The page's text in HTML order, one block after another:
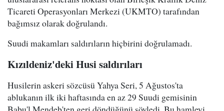
Ticareti Operasyonları Merkezi (UKMTO) tarafından
bağımsız olarak doğrulandı.
Suudi makamları saldırıların hiçbirini doğrulamadı.
Kızıldeniz'deki Husi saldırıları
Husilerin askeri sözcüsü Yahya Seri, 5 Ağustos'ta
ablukanın ilk iki haftasında en az 29 Suudi gemisinin